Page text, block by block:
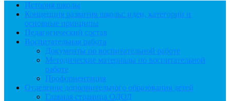
История школы
Концепция развития школы: идеи, категории и
основные принципы
Педагогический состав
Воспитательная работа
Документы по воспитательной работе
Методические материалы по воспитательной
работе
Профориентация
Отделение дополнительного образования детей
Главная страница ОДОД